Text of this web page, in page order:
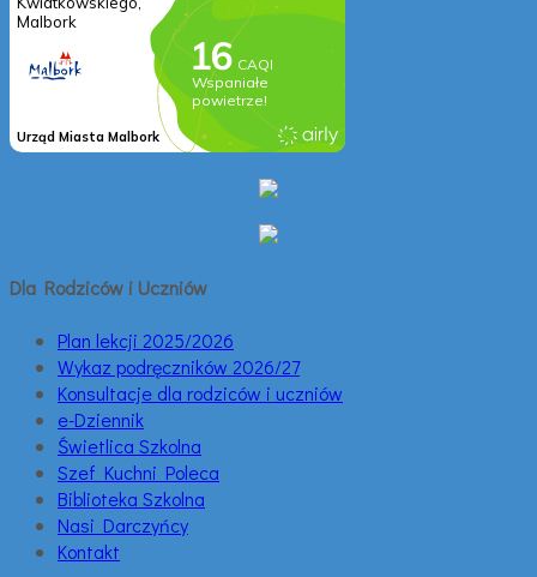
Dla Rodziców i Uczniów
Plan lekcji 2025/2026
Wykaz podręczników 2026/27
Konsultacje dla rodziców i uczniów
e-Dziennik
Świetlica Szkolna
Szef Kuchni Poleca
Biblioteka Szkolna
Nasi Darczyńcy
Kontakt